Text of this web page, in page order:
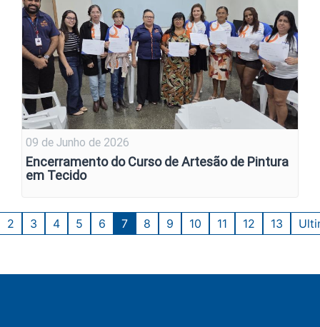
09 de Junho de 2026
Encerramento do Curso de Artesão de Pintura
em Tecido
2 3 4 5 6 7 8 9 10 11 12 13